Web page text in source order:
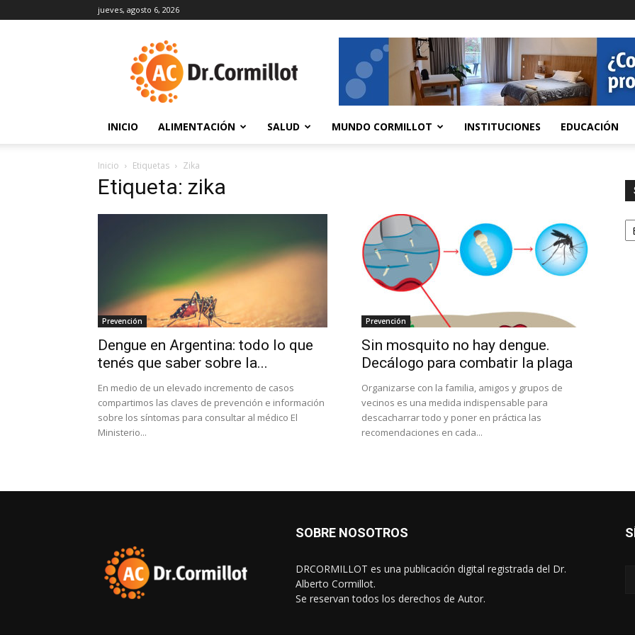
jueves, agosto 6, 2026
INICIO ALIMENTACIÓN SALUD MUNDO CORMILLOT INSTITUCIONES EDUCACIÓN
Inicio Etiquetas Zika
Etiqueta: zika
Prevención
Dengue en Argentina: todo lo que
tenés que saber sobre la...
En medio de un elevado incremento de casos
compartimos las claves de prevención e información
sobre los síntomas para consultar al médico El
Ministerio...
Prevención
Sin mosquito no hay dengue.
Decálogo para combatir la plaga
Organizarse con la familia, amigos y grupos de
vecinos es una medida indispensable para
descacharrar todo y poner en práctica las
recomendaciones en cada...
SOBRE NOSOTROS
DRCORMILLOT es una publicación digital registrada del Dr.
Alberto Cormillot.
Se reservan todos los derechos de Autor.